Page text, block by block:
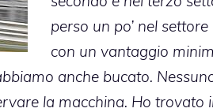
perso un po’ nel
con un vantaggio
anche bucato.
la macchina. Ho trovato